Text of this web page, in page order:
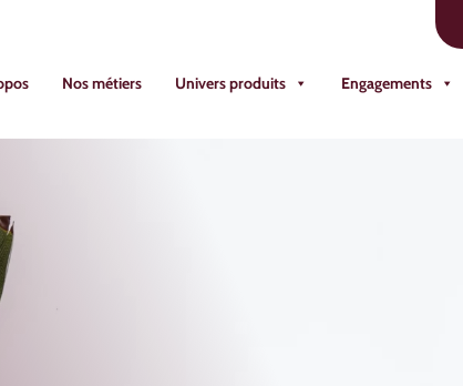
Nos métiers Univers produits Engagements